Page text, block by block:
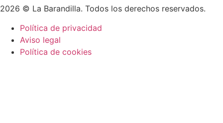
2026 © La Barandilla. Todos los derechos reservados.
Política de privacidad
Aviso legal
Política de cookies